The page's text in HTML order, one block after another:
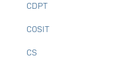
CDPT
COSIT
CS